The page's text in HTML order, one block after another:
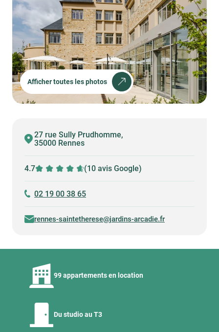
Afficher toutes les photos
27 rue Sully Prudhomme,
35000 Rennes
4.7 (10 avis Google)
02 19 00 38 65
rennes-saintetherese@jardins-arcadie.fr
99 appartements en location
Du studio au T3